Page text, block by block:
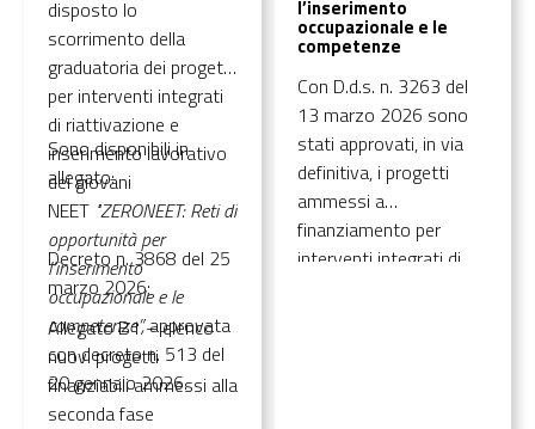
disposto lo
scorrimento della
graduatoria dei progetti
per interventi integrati
di riattivazione e
inserimento lavorativo
dei giovani
NEET "ZERONEET: Reti di
opportunità per
l’inserimento
occupazionale e le
competenze”,approvata
con decreto n. 513 del
20 gennaio 2026.
Sono disponibili in
allegato:
Decreto n. 3868 del 25
marzo 2026;
Allegato B1 – elenco
nuovi progetti
finanziabili ammessi alla
seconda fase
l’inserimento
occupazionale e le
competenze
Con D.d.s. n. 3263 del
13 marzo 2026 sono
stati approvati, in via
definitiva, i progetti
ammessi a
finanziamento per
interventi integrati di